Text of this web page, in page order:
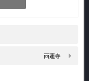
西蓮寺